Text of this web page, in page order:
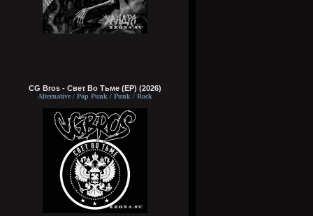
CG Bros - Свет Во Тьме (EP) (2026)
Alternative / Pop Punk / Punk / Rock